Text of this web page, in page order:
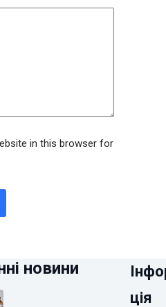
in this browser for
новини
ція